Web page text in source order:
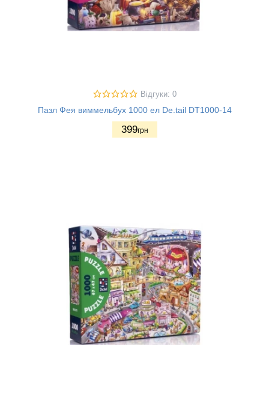
Відгуки: 0
Пазл Фея виммельбух 1000 ел De.tail DT1000-14
399грн